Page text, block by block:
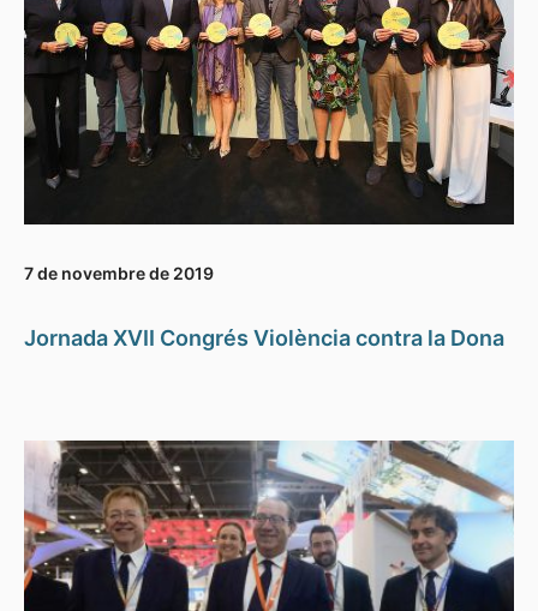
7 de novembre de 2019
Jornada XVII Congrés Violència contra la Dona